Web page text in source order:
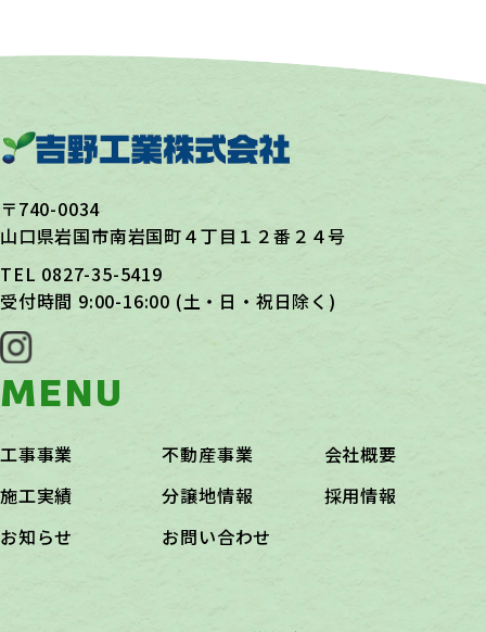
〒740-0034
山口県岩国市南岩国町４丁目１２番２４号
TEL 0827-35-5419
受付時間 9:00-16:00 (土・日・祝日除く)
MENU
工事事業 不動産事業
会社概要
施工実績
分譲地情報
採用情報
お知らせ
お問い合わせ